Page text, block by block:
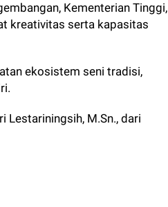
Kementerian Tinggi,
kreativitas serta kapasitas
ekosistem seni tradisi,
Lestariningsih, M.Sn., dari